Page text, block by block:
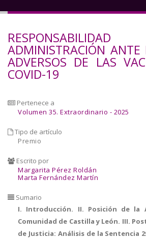
a
la
navegación
ADMINISTRACIÓN ANTE
ADVERSOS DE LAS
COVID-19
Pertenece a
Volumen 35. Extraordinario - 2025
Tipo de artículo
Premio
Escrito por
Margarita Pérez Roldán
Marta Fernández Martín
Sumario
I. Introducción. II. Posición de la
Comunidad de Castilla y León. III.
de Justicia: Análisis de la Sentencia